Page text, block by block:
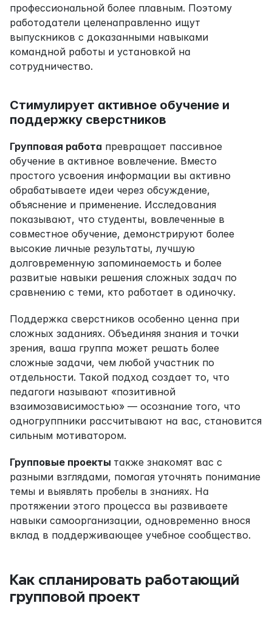
профессиональной более плавным. Поэтому
работодатели целенаправленно ищут
выпускников с доказанными навыками
командной работы и установкой на
сотрудничество.
Стимулирует активное обучение и
поддержку сверстников
Групповая работа превращает пассивное
обучение в активное вовлечение. Вместо
простого усвоения информации вы активно
обрабатываете идеи через обсуждение,
объяснение и применение. Исследования
показывают, что студенты, вовлеченные в
совместное обучение, демонстрируют более
высокие личные результаты, лучшую
долговременную запоминаемость и более
развитые навыки решения сложных задач по
сравнению с теми, кто работает в одиночку.
Поддержка сверстников особенно ценна при
сложных заданиях. Объединяя знания и точки
зрения, ваша группа может решать более
сложные задачи, чем любой участник по
отдельности. Такой подход создает то, что
педагоги называют «позитивной
взаимозависимостью» — осознание того, что
одногруппники рассчитывают на вас, становится
сильным мотиватором.
Групповые проекты также знакомят вас с
разными взглядами, помогая уточнять понимание
темы и выявлять пробелы в знаниях. На
протяжении этого процесса вы развиваете
навыки самоорганизации, одновременно внося
вклад в поддерживающее учебное сообщество.
Как спланировать работающий
групповой проект